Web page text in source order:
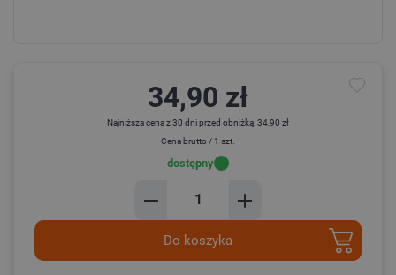
34,90 zł
Najniższa cena z 30 dni przed obniżką: 34,90 zł
Cena brutto / 1 szt.
dostępny
Do koszyka